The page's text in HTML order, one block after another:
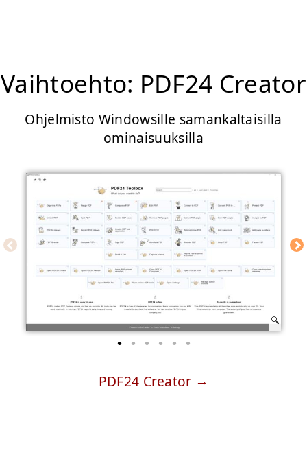
Vaihtoehto: PDF24 Creator
Ohjelmisto Windowsille samankaltaisilla
ominaisuuksilla
PDF24 Creator